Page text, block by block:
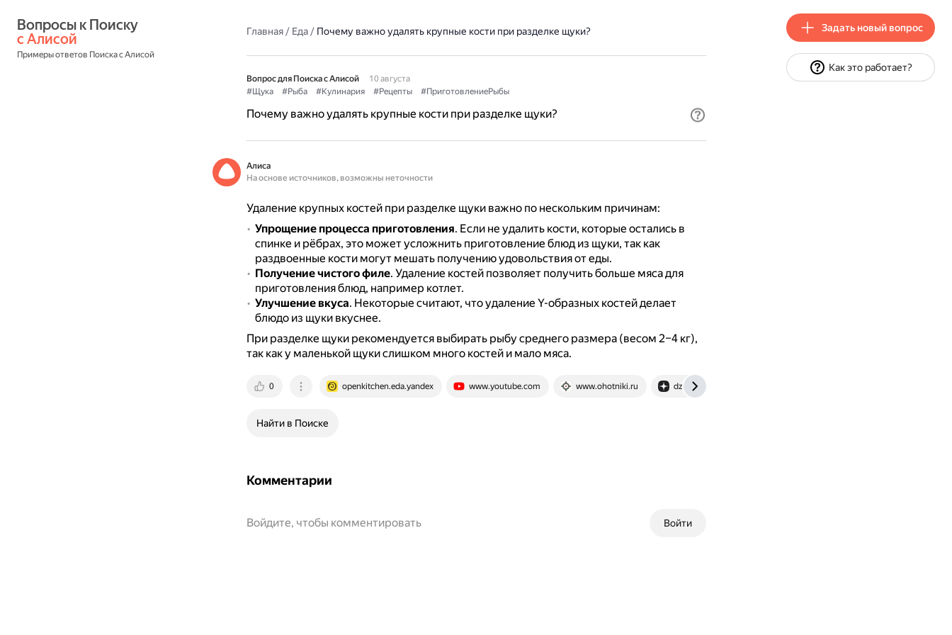
с Алисой
Примеры ответов Поиска с Алисой
Главная/ Еда/ Почему важно удалять крупные кости при разделке щуки?
Вопрос для Поиска с Алисой
10 августа
#Щука
#Рыба #Кулинария #Рецепты #ПриготовлениеРыбы
Почему важно удалять крупные кости при разделке щуки?
Алиса
На основе источников, возможны неточности
Удаление крупных костей при разделке щуки важно по нескольким причинам:
Упрощение процесса приготовления. Если не удалить кости, которые остались в
спинке и рёбрах, это может усложнить приготовление блюд из щуки, так как
раздвоенные кости могут мешать получению удовольствия от еды.
Получение чистого филе. Удаление костей позволяет получить больше мяса для
приготовления блюд, например котлет.
Улучшение вкуса. Некоторые считают, что удаление Y-образных костей делает
блюдо из щуки вкуснее.
При разделке щуки рекомендуется выбирать рыбу среднего размера (весом 2–4 кг),
так как у маленькой щуки слишком много костей и мало мяса.
0 openkitchen.eda.yandex www.youtube.com www.ohotniki.ru dzen.ru
Найти в Поиске
Комментарии
Войти
Войдите, чтобы комментировать
Задать новый вопрос
Как это работает?